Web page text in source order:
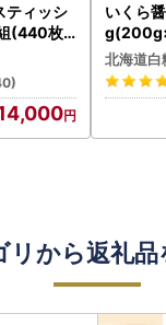
ティッシ
(440枚))
)【配送
縄県】
いくら
1676
北海道白
リから返礼